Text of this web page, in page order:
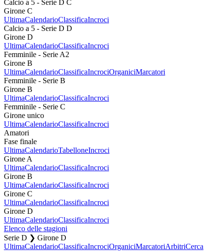
Calcio a 5 - Serie D C
Girone C
UltimaCalendarioClassificaIncroci
Calcio a 5 - Serie D D
Girone D
UltimaCalendarioClassificaIncroci
Femminile - Serie A2
Girone B
UltimaCalendarioClassificaIncrociOrganiciMarcatori
Femminile - Serie B
Girone B
UltimaCalendarioClassificaIncroci
Femminile - Serie C
Girone unico
UltimaCalendarioClassificaIncroci
Amatori
Fase finale
UltimaCalendarioTabelloneIncroci
Girone A
UltimaCalendarioClassificaIncroci
Girone B
UltimaCalendarioClassificaIncroci
Girone C
UltimaCalendarioClassificaIncroci
Girone D
UltimaCalendarioClassificaIncroci
Elenco delle stagioni
Serie D ❯ Girone D
UltimaCalendarioClassificaIncrociOrganiciMarcatoriArbitriCerca